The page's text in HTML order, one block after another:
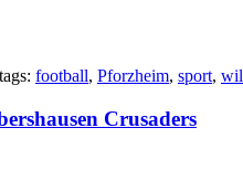
tags: football, Pforzheim, sport,
Crusaders